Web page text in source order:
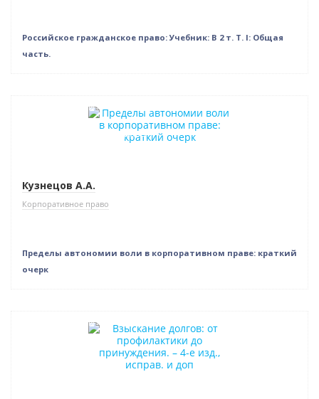
Российское гражданское право: Учебник: В 2 т. Т. I: Общая
часть.
Нет в наличии
Индивидуальный подход
Кузнецов А.А.
Корпоративное право
Пределы автономии воли в корпоративном праве: краткий
очерк
Нет в наличии